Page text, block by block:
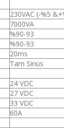
230VAC (-%5
7000VA
%90-93
%90-93
20ms
Tam Sinüs
24 VDC
27 VDC
33 VDC
60A